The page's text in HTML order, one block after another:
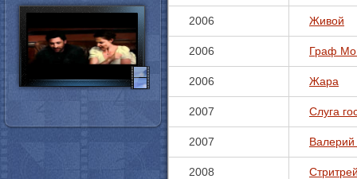
2006 Живой
2006 Граф
2006 Жара
2007 Слуга
2007
2008